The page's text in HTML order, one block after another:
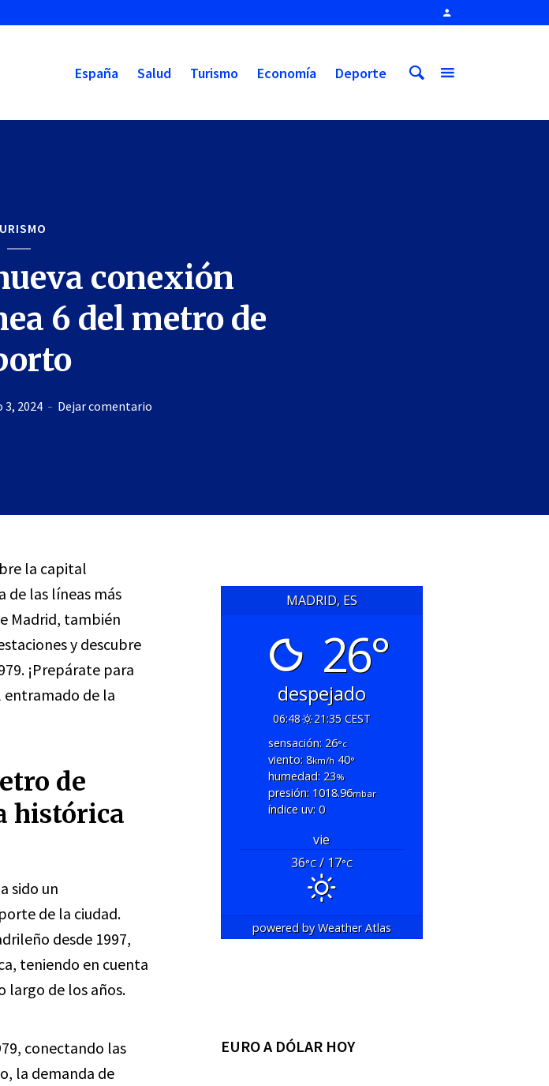
España Salud Turismo Economía Deporte
conexión
6 del metro de
3, 2024 Dejar comentario
la capital
de las líneas más
Madrid, también
y descubre
¡Prepárate para
entramado de la
de
histórica
sido un
de la ciudad.
desde 1997,
teniendo en cuenta
largo de los años.
conectando las
la demanda de
MADRID, ES
26°
despejado
06:48
21:35 CEST
sensación: 26°c
viento: 8km/h40°
humedad: 23%
presión: 1018.96mbar
índice uv: 0
vie
36°C/ 17°C
powered byWeather Atlas
EURO A DÓLAR HOY